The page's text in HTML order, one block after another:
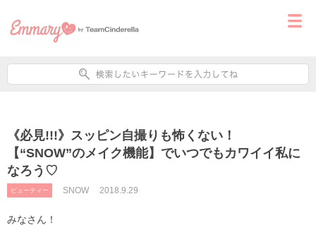
《必見!!!》スッピン自撮りも怖くない！
【“SNOW”のメイク機能】でいつでもカワイイ私に
なろう♡
ビューティー SNOW 2018.9.29
みなさん！